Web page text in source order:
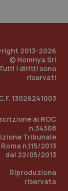
2013-2026
© Homnya Srl
i diritti sono
riservati
13026241003
al ROC
n.34308
Tribunale
n.115/2013
del 22/05/2013
Riproduzione
riservata